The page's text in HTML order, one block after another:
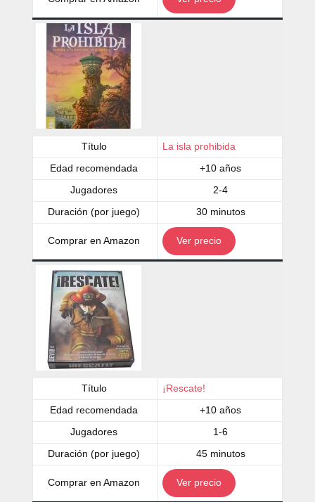
Título La isla prohibida
Edad recomendada +10 años
Jugadores 2-4
Duración (por juego) 30 minutos
Comprar en Amazon Ver precio
Título ¡Rescate!
Edad recomendada +10 años
Jugadores 1-6
Duración (por juego) 45 minutos
Comprar en Amazon Ver precio